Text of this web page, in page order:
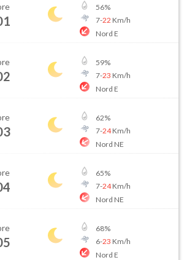
56%
7-22 Km/h
Nord E
59%
7-23 Km/h
Nord E
62%
7-24Km/h
Nord NE
65%
7-24Km/h
Nord NE
68%
6-23 Km/h
Nord E